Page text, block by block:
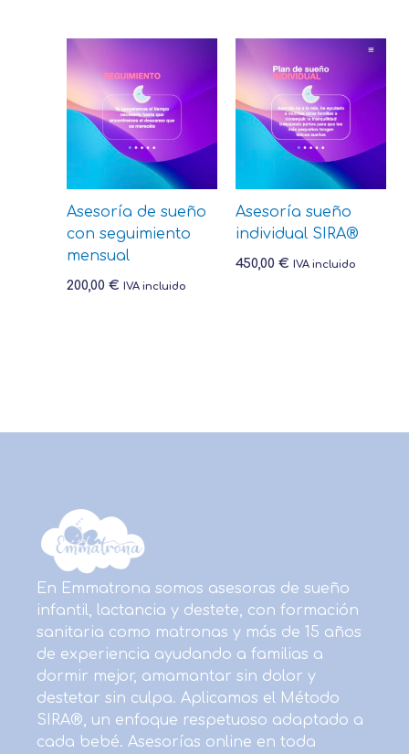
Asesoría de sueño
con seguimiento
mensual
200,00 € IVA incluido
Asesoría sueño
individual SIRA®
450,00 € IVA incluido
En Emmatrona somos asesoras de sueño
infantil, lactancia y destete, con formación
sanitaria como matronas y más de 15 años
de experiencia ayudando a familias a
dormir mejor, amamantar sin dolor y
destetar sin culpa. Aplicamos el Método
SIRA®, un enfoque respetuoso adaptado a
cada bebé. Asesorías online en toda